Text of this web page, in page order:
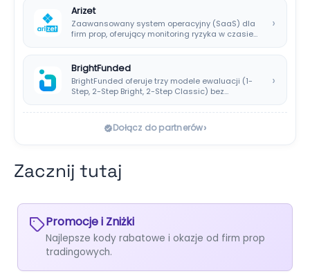
Arizet
Zaawansowany system operacyjny (SaaS) dla
firm prop, oferujący monitoring ryzyka w czasie
›
BrightFunded
BrightFunded oferuje trzy modele ewaluacji (1-
Step, 2-Step Bright, 2-Step Classic) bez
›
Dołącz do partnerów›
Zacznij tutaj
Promocje i Zniżki
Najlepsze kody rabatowe i okazje od firm prop
tradingowych.